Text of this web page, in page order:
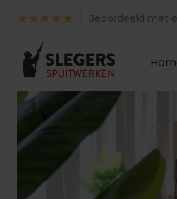
Beoordeeld met